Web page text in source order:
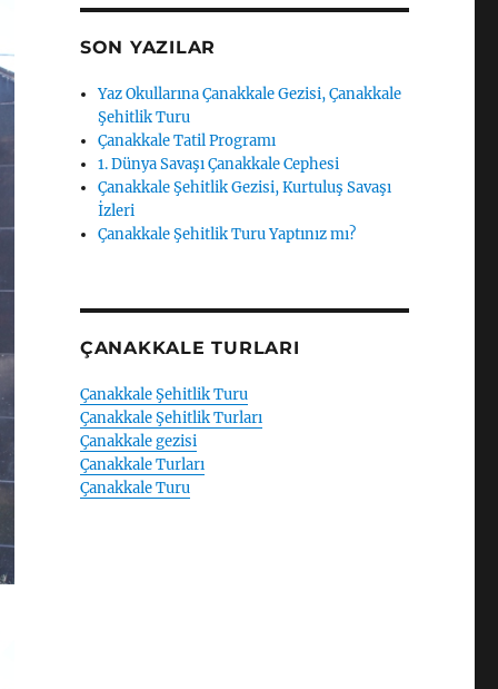
SON YAZILAR
Yaz Okullarına Çanakkale Gezisi, Çanakkale
Şehitlik Turu
Çanakkale Tatil Programı
1. Dünya Savaşı Çanakkale Cephesi
Çanakkale Şehitlik Gezisi, Kurtuluş Savaşı
İzleri
Çanakkale Şehitlik Turu Yaptınız mı?
ÇANAKKALE TURLARI
Çanakkale Şehitlik Turu
Çanakkale Şehitlik Turları
Çanakkale gezisi
Çanakkale Turları
Çanakkale Turu